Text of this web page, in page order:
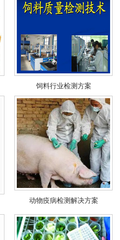
饲料行业检测方案
动物疫病检测解决方案